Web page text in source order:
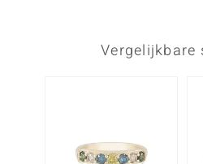
Vergelijkbare